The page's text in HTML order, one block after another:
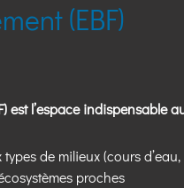
(EBF)
est l’espace
de milieux (cours
proches